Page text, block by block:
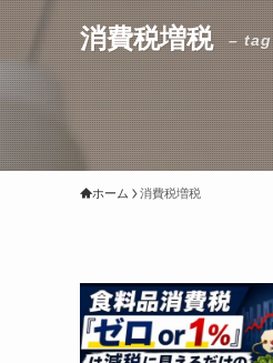
消費税増税 –
ホーム 消費税増税